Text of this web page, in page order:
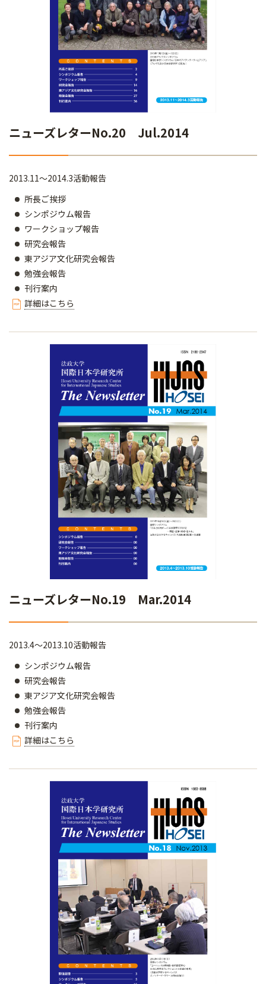
ニューズレターNo.20 Jul.2014
2013.11～2014.3活動報告
所長ご挨拶
シンポジウム報告
ワークショップ報告
研究会報告
東アジア文化研究会報告
勉強会報告
刊行案内
詳細はこちら
ニューズレターNo.19 Mar.2014
2013.4～2013.10活動報告
シンポジウム報告
研究会報告
東アジア文化研究会報告
勉強会報告
刊行案内
詳細はこちら